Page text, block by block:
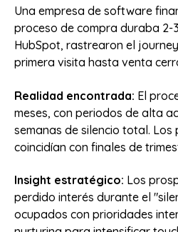
Una empresa de software
proceso de compra duraba 2-
HubSpot, rastrearon el
primera visita hasta venta
Realidad encontrada: El
meses, con periodos de alta
semanas de silencio total. Los
coincidían con finales de
Insight estratégico: Los
perdido interés durante el
ocupados con prioridades